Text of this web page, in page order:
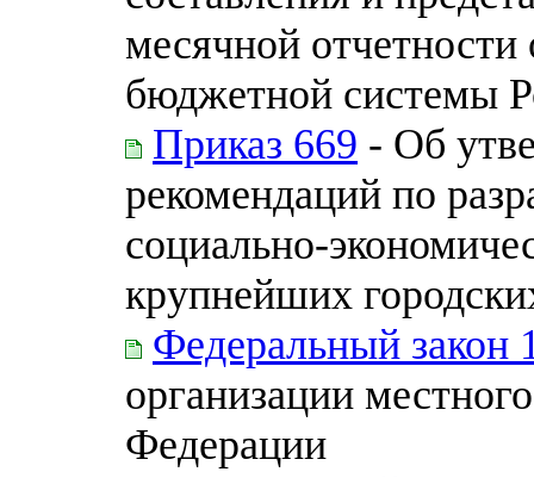
месячной
бюджетной системы
Приказ 669 - Об
рекомендаций по
социально-
крупнейших
Федеральный закон
организации
Федерации